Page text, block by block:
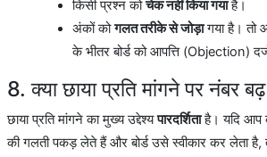
किसी प्रश्न कोचेक नहीं किया गयाहै।
अंकों कोगलत तरीके से जोड़ागया है। तो
के भीतर बोर्ड को आपत्ति (Objection)
8. क्या छाया प्रति मांगने पर नंबर
छाया प्रति मांगने का मुख्य उद्देश्यपारदर्शिताहै। यदि आप
की गलती पकड़ लेते हैं और बोर्ड उसे स्वीकार कर लेता